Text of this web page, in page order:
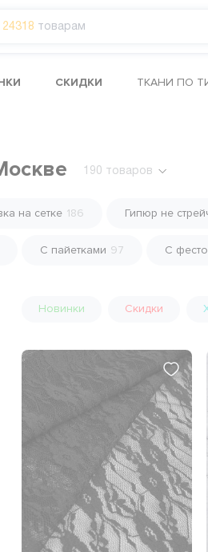
24318 товарам
СКИДКИ ТКАНИ ПО
190 товаров
на сетке 186 Гипюр не
С пайетками 97 С
Новинки Скидки